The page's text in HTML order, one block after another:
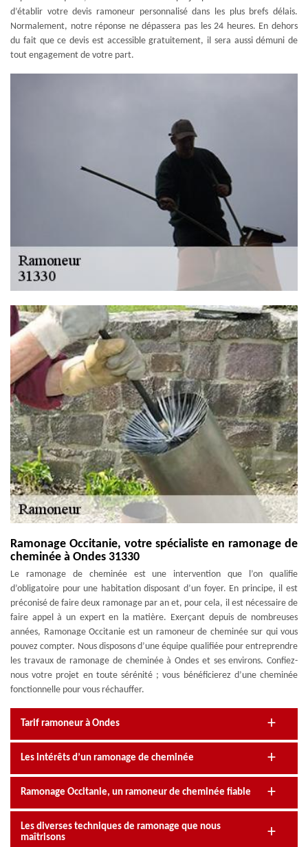
d’établir votre devis ramoneur personnalisé dans les plus brefs délais.
Normalement, notre réponse ne dépassera pas les 24 heures. En dehors
du fait que ce devis est accessible gratuitement, il sera aussi démuni de
tout engagement de votre part.
Ramonage Occitanie, votre spécialiste en ramonage de
cheminée à Ondes 31330
Le ramonage de cheminée est une intervention que l’on qualifie
d’obligatoire pour une habitation disposant d’un foyer. En principe, il est
préconisé de faire deux ramonage par an et, pour cela, il est nécessaire de
faire appel à un expert en la matière. Exerçant depuis de nombreuses
années, Ramonage Occitanie est un ramoneur de cheminée sur qui vous
pouvez compter. Nous disposons d’une équipe qualifiée pour entreprendre
les travaux de ramonage de cheminée à Ondes et ses environs. Confiez-
nous votre projet en toute sérénité ; vous bénéficierez d’une cheminée
fonctionnelle pour vous réchauffer.
Tarif ramoneur à Ondes
Les intérêts d’un ramonage de cheminée
Ramonage Occitanie, un ramoneur de cheminée fiable
Les diverses techniques de ramonage que nous
maîtrisons